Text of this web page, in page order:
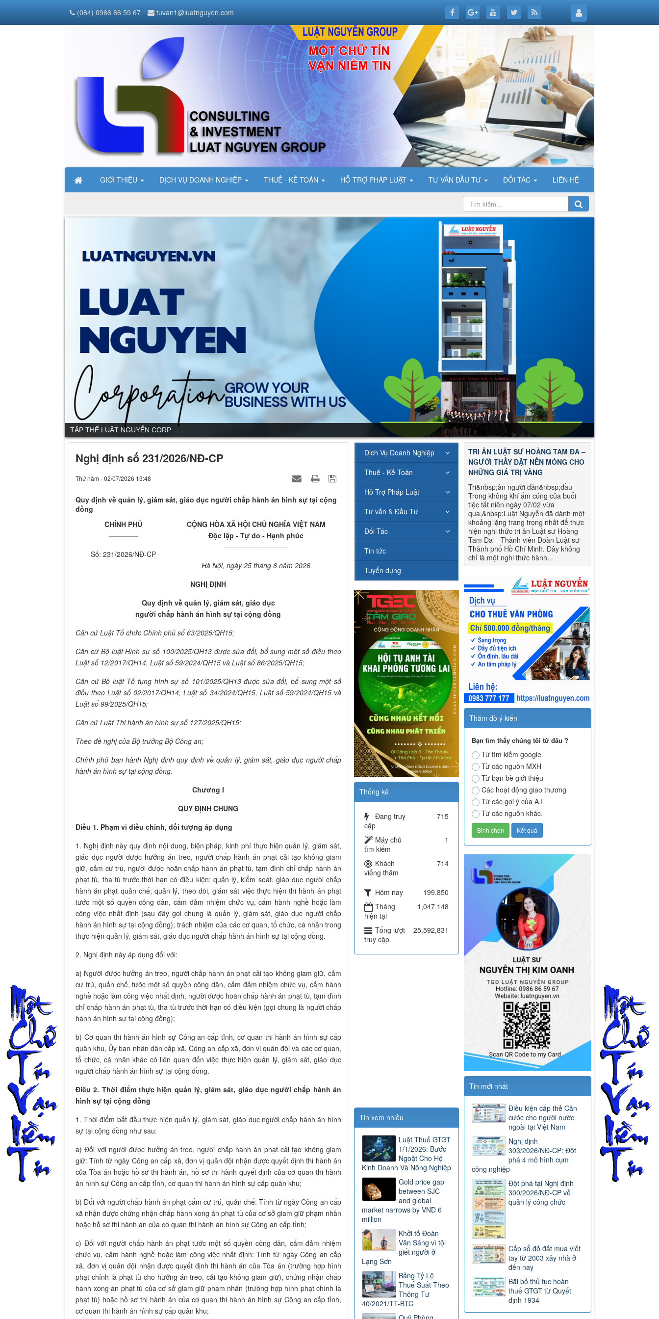
GIỚI THIỆU DỊCH VỤ DOANH NGHIỆP THUẾ - KẾ TOÁN HỖ TRỢ PHÁP LUẬT TƯ VẤN ĐẦU TƯ ĐỐI TÁC LIÊN HỆ
(084) 0986 86 59 67 tuvan1@luatnguyen.com
TẬP THỂ LUẬT NGUYỄN CORP
Nghị định số 231/2026/NĐ-CP
Thứ năm - 02/07/2026 13:48
Quy định về quản lý, giám sát, giáo dục người chấp hành án hình sự tại cộng
đồng
CHÍNH PHỦ
Số: 231/2026/NĐ-CP
CỘNG HÒA XÃ HỘI CHỦ NGHĨA VIỆT NAM
Độc lập - Tự do - Hạnh phúc
Hà Nội, ngày 25 tháng 6 năm 2026
NGHỊ ĐỊNH
Quy định về quản lý, giám sát, giáo dục
người chấp hành án hình sự tại cộng đồng
Căn cứ Luật Tổ chức Chính phủ số 63/2025/QH15;
Căn cứ Bộ luật Hình sự số 100/2025/QH13 được sửa đổi, bổ sung một số điều theo
Luật số 12/2017/QH14, Luật số 59/2024/QH15 và Luật số 86/2025/QH15;
Căn cứ Bộ luật Tố tụng hình sự số 101/2025/QH13 được sửa đổi, bổ sung một số
điều theo Luật số 02/2017/QH14, Luật số 34/2024/QH15, Luật số 59/2024/QH15 và
Luật số 99/2025/QH15;
Căn cứ Luật Thi hành án hình sự số 127/2025/QH15;
Theo đề nghị của Bộ trưởng Bộ Công an;
Chính phủ ban hành Nghị định quy định về quản lý, giám sát, giáo dục người chấp
hành án hình sự tại cộng đồng.
Chương I
QUY ĐỊNH CHUNG
Điều 1. Phạm vi điều chỉnh, đối tượng áp dụng
1. Nghị định này quy định nội dung, biện pháp, kinh phí thực hiện quản lý, giám sát,
giáo dục người được hưởng án treo, người chấp hành án phạt cải tạo không giam
giữ, cấm cư trú, người được hoãn chấp hành án phạt tù, tạm đình chỉ chấp hành án
phạt tù, tha tù trước thời hạn có điều kiện; quản lý, kiểm soát, giáo dục người chấp
hành án phạt quản chế; quản lý, theo dõi, giám sát việc thực hiện thi hành án phạt
tước một số quyền công dân, cấm đảm nhiệm chức vụ, cấm hành nghề hoặc làm
công việc nhất định (sau đây gọi chung là quản lý, giám sát, giáo dục người chấp
hành án hình sự tại cộng đồng); trách nhiệm của các cơ quan, tổ chức, cá nhân trong
thực hiện quản lý, giám sát, giáo dục người chấp hành án hình sự tại cộng đồng.
2. Nghị định này áp dụng đối với:
a) Người được hưởng án treo, người chấp hành án phạt cải tạo không giam giữ, cấm
cư trú, quản chế, tước một số quyền công dân, cấm đảm nhiệm chức vụ, cấm hành
nghề hoặc làm công việc nhất định, người được hoãn chấp hành án phạt tù, tạm đình
chỉ chấp hành án phạt tù, tha tù trước thời hạn có điều kiện (gọi chung là người chấp
hành án hình sự tại cộng đồng);
b) Cơ quan thi hành án hình sự Công an cấp tỉnh, cơ quan thi hành án hình sự cấp
quân khu, Ủy ban nhân dân cấp xã, Công an cấp xã, đơn vị quân đội và các cơ quan,
tổ chức, cá nhân khác có liên quan đến việc thực hiện quản lý, giám sát, giáo dục
người chấp hành án hình sự tại cộng đồng.
Điều 2. Thời điểm thực hiện quản lý, giám sát, giáo dục người chấp hành án
hình sự tại cộng đồng
1. Thời điểm bắt đầu thực hiện quản lý, giám sát, giáo dục người chấp hành án hình
sự tại cộng đồng như sau:
a) Đối với người được hưởng án treo, người chấp hành án phạt cải tạo không giam
giữ: Tính từ ngày Công an cấp xã, đơn vị quân đội nhận được quyết định thi hành án
của Tòa án hoặc hồ sơ thi hành án, hồ sơ thi hành quyết định của cơ quan thi hành
án hình sự Công an cấp tỉnh, cơ quan thi hành án hình sự cấp quân khu;
b) Đối với người chấp hành án phạt cấm cư trú, quản chế: Tính từ ngày Công an cấp
xã nhận được chứng nhận chấp hành xong án phạt tù của cơ sở giam giữ phạm nhân
hoặc hồ sơ thi hành án của cơ quan thi hành án hình sự Công an cấp tỉnh;
c) Đối với người chấp hành án phạt tước một số quyền công dân, cấm đảm nhiệm
chức vụ, cấm hành nghề hoặc làm công việc nhất định: Tính từ ngày Công an cấp
xã, đơn vị quân đội nhận được quyết định thi hành án của Tòa án (trường hợp hình
phạt chính là phạt tù cho hưởng án treo, cải tạo không giam giữ), chứng nhận chấp
hành xong án phạt tù của cơ sở giam giữ phạm nhân (trường hợp hình phạt chính là
phạt tù) hoặc hồ sơ thi hành án của cơ quan thi hành án hình sự Công an cấp tỉnh,
cơ quan thi hành án hình sự cấp quân khu;
TRI ÂN LUẬT SƯ HOÀNG TAM ĐA –
NGƯỜI THẦY ĐẶT NỀN MÓNG CHO
NHỮNG GIÁ TRỊ VÀNG
Tri&nbsp;ân người dẫn&nbsp;đầu
Trong không khí ấm cúng của buổi
tiệc tất niên ngày 07/02 vừa
qua,&nbsp;Luật Nguyễn đã dành một
khoảng lặng trang trọng nhất để thực
hiện nghi thức tri ân Luật sư Hoàng
Tam Đa – Thành viên Đoàn Luật sư
Thành phố Hồ Chí Minh. Đây không
chỉ là một nghi thức hành...
Thăm dò ý kiến
Bạn tìm thấy chúng tôi từ đâu ?
Từ tìm kiếm google
Từ các nguồn MXH
Từ bạn bè giới thiệu
Các hoạt động giao thương
Từ các gợi ý của A.I
Từ các nguồn khác.
Tin mới nhất
Điều kiện cấp thẻ Căn
cước cho người nước
ngoài tại Việt Nam
Nghị định
303/2026/NĐ-CP: Đột
phá 4 mô hình cụm
công nghiệp
Đột phá tại Nghị định
300/2026/NĐ-CP về
quản lý công chức
Cấp sổ đỏ đất mua viết
tay từ 2003 xây nhà ở
đến nay
Bãi bỏ thủ tục hoàn
thuế GTGT từ Quyết
định 1934
Dịch Vụ Doanh Nghiệp
Thuế - Kế Toán
Hỗ Trợ Pháp Luật
Tư vấn & Đầu Tư
Đối Tác
Tin tức
Tuyển dụng
Thống kê
Đang truy
cập
715
Máy chủ
tìm kiếm
1
Khách
viếng thăm
714
Hôm nay
199,850
Tháng
hiện tại
1,047,148
Tổng lượt
truy cập
25,592,831
Tin xem nhiều
Luật Thuế GTGT
1/1/2026: Bước
Ngoặt Cho Hộ
Kinh Doanh Và Nông Nghiệp
Gold price gap
between SJC
and global
market narrows by VND 6
million
Khởi tố Đoàn
Văn Sáng vì tội
giết người ở
Lạng Sơn
Bảng Tỷ Lệ
Thuế Suất Theo
Thông Tư
40/2021/TT-BTC